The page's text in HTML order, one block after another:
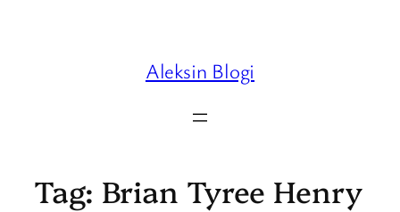
Aleksin Blogi
Tag: Brian Tyree Henry